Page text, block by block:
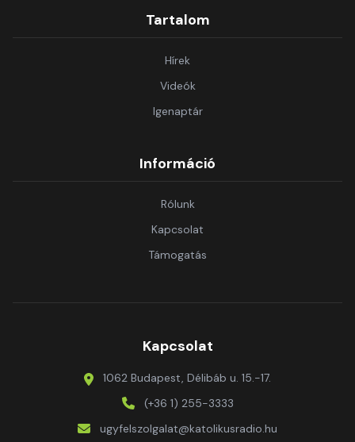
Tartalom
Hírek
Videók
Igenaptár
Információ
Rólunk
Kapcsolat
Támogatás
Kapcsolat
1062 Budapest, Délibáb u. 15.-17.
(+36 1) 255-3333
ugyfelszolgalat@katolikusradio.hu